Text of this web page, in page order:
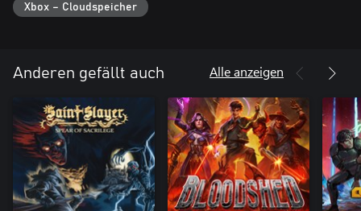
Xbox – Cloudspeicher
Anderen gefällt auch Alle anzeigen